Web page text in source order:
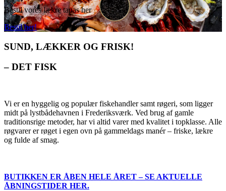
Bestil vores lækre tapas her
Bestil her!
SUND, LÆKKER OG FRISK!
– DET FISK
Vi er en hyggelig og populær fiskehandler samt røgeri, som ligger
midt på lystbådehavnen i Frederiksværk. Ved brug af gamle
traditionsrige metoder, har vi altid varer med kvalitet i topklasse. Alle
røgvarer er røget i egen ovn på gammeldags manér – friske, lækre
og fulde af smag.
BUTIKKEN ER ÅBEN HELE ÅRET – SE AKTUELLE
ÅBNINGSTIDER HER.